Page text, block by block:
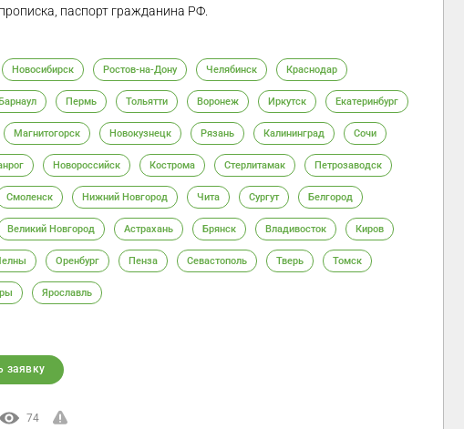
паспорт гражданина РФ.
Новосибирск Ростов-на-Дону Челябинск Краснодар
Пермь Тольятти Воронеж Иркутск Екатеринбург
Магнитогорск Новокузнецк Рязань Калининград Сочи
Новороссийск Кострома Стерлитамак Петрозаводск
Смоленск Нижний Новгород Чита Сургут Белгород
Великий Новгород Астрахань Брянск Владивосток Киров
Оренбург Пенза Севастополь Тверь Томск
Ярославль
заявку
74